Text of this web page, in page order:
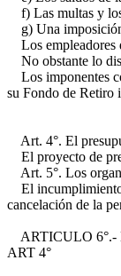
f) Las multas y
g) Una imposición
Los empleadores
No obstante lo
Los imponentes
su Fondo de Retiro
Art. 4°. El
El proyecto de
Art. 5°. Los
El incumplimiento
cancelación de la
ARTICULO 6°.-
ART 4°